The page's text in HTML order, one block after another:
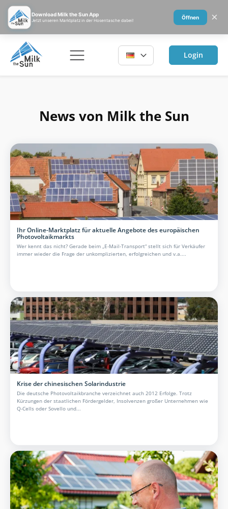
Login
News von Milk the Sun
Ihr Online-Marktplatz für aktuelle Angebote des europäischen
Photovoltaikmarkts
Wer kennt das nicht? Gerade beim „E-Mail-Transport“ stellt sich für Verkäufer
immer wieder die Frage der unkomplizierten, erfolgreichen und v.a....
Krise der chinesischen Solarindustrie
Die deutsche Photovoltaikbranche verzeichnet auch 2012 Erfolge. Trotz
Kürzungen der staatlichen Fördergelder, Insolvenzen großer Unternehmen wie
Q-Cells oder Sovello und...
Download Milk the Sun App
Jetzt unseren Marktplatz in der Hosentasche dabei!
Öffnen ×